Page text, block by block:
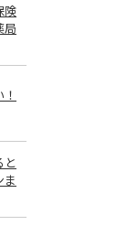
険
局
と
ま